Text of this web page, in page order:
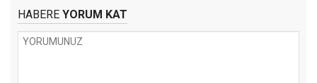
HABERE YORUM KAT